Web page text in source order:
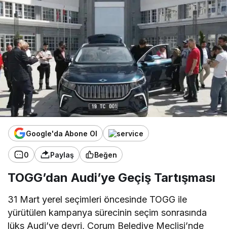
Google'da Abone Ol
0 Paylaş Beğen
TOGG’dan Audi’ye Geçiş Tartışması
31 Mart yerel seçimleri öncesinde TOGG ile
yürütülen kampanya sürecinin seçim sonrasında
lüks Audi’ye devri, Çorum Belediye Meclisi’nde